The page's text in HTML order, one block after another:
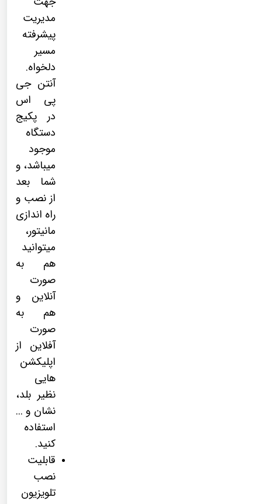
مدیریت
پیشرفته
مسیر
دلخواه.
آنتن جی
پی اس
در پکیج
دستگاه
موجود
میباشد، و
شما بعد
از نصب و
راه اندازی
مانیتور،
میتوانید
هم به
صورت
آنلاین و
هم به
صورت
آفلاین از
اپلیکشن
هایی
نظیر بلد،
نشان و ...
استفاده
کنید.
قابلیت
نصب
تلویزیون